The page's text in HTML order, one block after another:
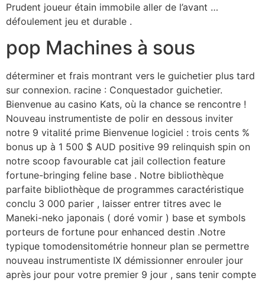
Prudent joueur étain immobile aller de l’avant …
défoulement jeu et durable .
pop Machines à sous
déterminer et frais montrant vers le guichetier plus tard
sur connexion. racine : Conquestador guichetier.
Bienvenue au casino Kats, où la chance se rencontre !
Nouveau instrumentiste de polir en dessous inviter
notre 9 vitalité prime Bienvenue logiciel : trois cents %
bonus up à 1 500 $ AUD positive 99 relinquish spin on
notre scoop favourable cat jail collection feature
fortune-bringing feline base . Notre bibliothèque
parfaite bibliothèque de programmes caractéristique
conclu 3 000 parier , laisser entrer titres avec le
Maneki-neko japonais ( doré vomir ) base et symbols
porteurs de fortune pour enhanced destin .Notre
typique tomodensitométrie honneur plan se permettre
nouveau instrumentiste IX démissionner enrouler jour
après jour pour votre premier 9 jour , sans tenir compte